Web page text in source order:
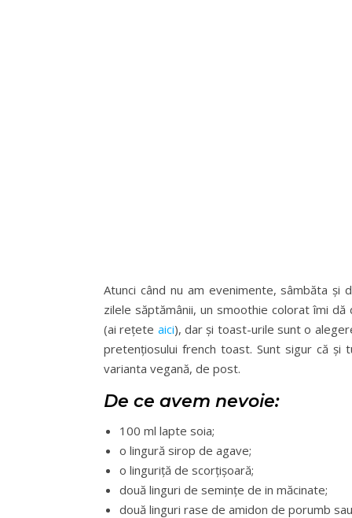
Atunci când nu am evenimente, sâmbăta și
zilele săptămânii, un smoothie colorat îmi
(ai rețete aici), dar și toast-urile sunt o
pretențiosului french toast. Sunt sigur că
varianta vegană, de post.
De ce avem nevoie:
100 ml lapte soia;
o lingură sirop de agave;
o linguriță de scorțișoară;
două linguri de semințe de in măcinate;
două linguri rase de amidon de porumb